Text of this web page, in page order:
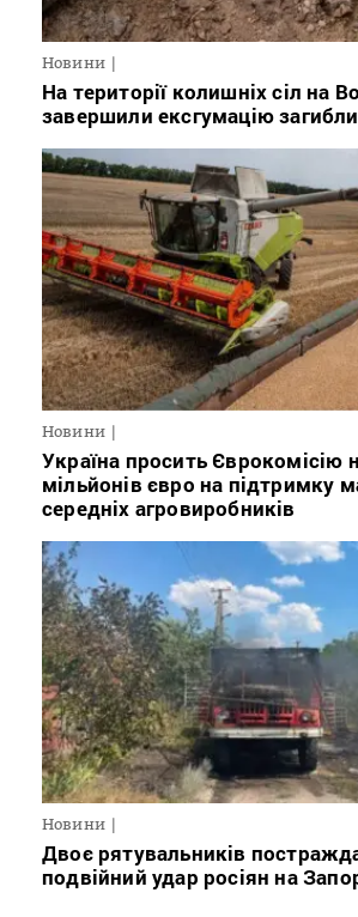
Новини
На території колишніх сіл на
завершили ексгумацію
Новини
Україна просить Єврокомісію
мільйонів євро на підтримку
середніх агровиробників
Новини
Двоє рятувальників
подвійний удар росіян на